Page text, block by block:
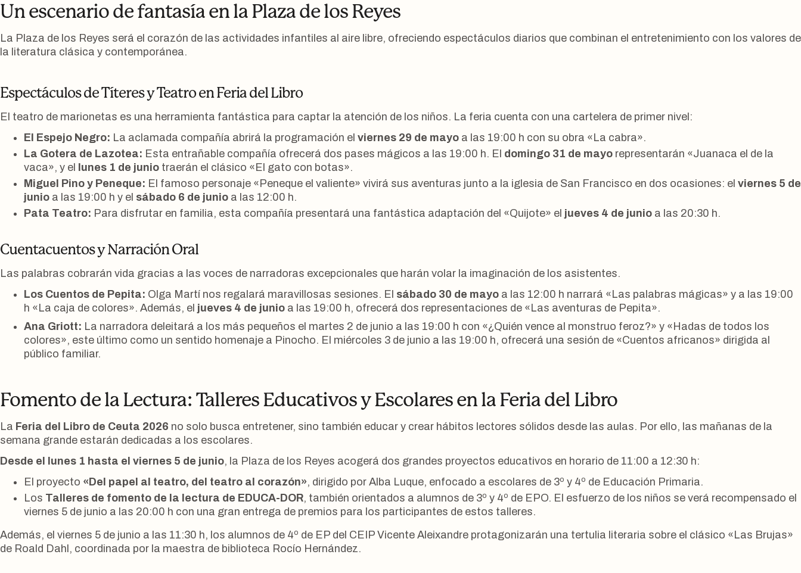
Un escenario de fantasía en la Plaza de los Reyes
La Plaza de los Reyes será el corazón de las actividades infantiles al aire libre, ofreciendo espectáculos diarios que combinan el entretenimiento con los valores de
la literatura clásica y contemporánea.
Espectáculos de Títeres y Teatro en Feria del Libro
El teatro de marionetas es una herramienta fantástica para captar la atención de los niños. La feria cuenta con una cartelera de primer nivel:
El Espejo Negro: La aclamada compañía abrirá la programación el viernes 29 de mayo a las 19:00 h con su obra «La cabra».
La Gotera de Lazotea: Esta entrañable compañía ofrecerá dos pases mágicos a las 19:00 h. El domingo 31 de mayo representarán «Juanaca el de la
vaca», y el
lunes 1 de junio traerán el clásico «El gato con botas».
Miguel Pino y Peneque: El famoso personaje «Peneque el valiente» vivirá sus aventuras junto a la iglesia de San Francisco en dos ocasiones: el viernes 5 de
junio a las 19:00 h y el sábado 6 de junio a las 12:00 h.
Pata Teatro: Para disfrutar en familia, esta compañía presentará una fantástica adaptación del «Quijote» el jueves 4 de junio a las 20:30 h.
Cuentacuentos y Narración Oral
Las palabras cobrarán vida gracias a las voces de narradoras excepcionales que harán volar la imaginación de los asistentes.
Los Cuentos de Pepita: Olga Martí nos regalará maravillosas sesiones. El sábado 30 de mayo a las 12:00 h narrará «Las palabras mágicas» y a las 19:00
h «La caja de colores». Además, el jueves 4 de junio a las 19:00 h, ofrecerá dos representaciones de «Las aventuras de Pepita».
Ana Griott: La narradora deleitará a los más pequeños el martes 2 de junio a las 19:00 h con «¿Quién vence al monstruo feroz?» y «Hadas de todos los
colores», este último como un sentido homenaje a Pinocho. El miércoles 3 de junio a las 19:00 h, ofrecerá una sesión de «Cuentos africanos» dirigida al
público familiar.
Fomento de la Lectura: Talleres Educativos y Escolares en la Feria del Libro
La Feria del Libro de Ceuta 2026 no solo busca entretener, sino también educar y crear hábitos lectores sólidos desde las aulas. Por ello, las mañanas de la
semana grande estarán dedicadas a los escolares.
Desde el lunes 1 hasta el viernes 5 de junio, la Plaza de los Reyes acogerá dos grandes proyectos educativos en horario de 11:00 a 12:30 h:
El proyecto «Del papel al teatro, del teatro al corazón», dirigido por Alba Luque, enfocado a escolares de 3º y 4º de Educación Primaria.
Los Talleres de fomento de la lectura de EDUCA-DOR, también orientados a alumnos de 3º y 4º de EPO. El esfuerzo de los niños se verá recompensado el
viernes 5 de junio a las 20:00 h con una gran entrega de premios para los participantes de estos talleres.
Además, el viernes 5 de junio a las 11:30 h, los alumnos de 4º de EP del CEIP Vicente Aleixandre protagonizarán una tertulia literaria sobre el clásico «Las Brujas»
de Roald Dahl, coordinada por la maestra de biblioteca Rocío Hernández.